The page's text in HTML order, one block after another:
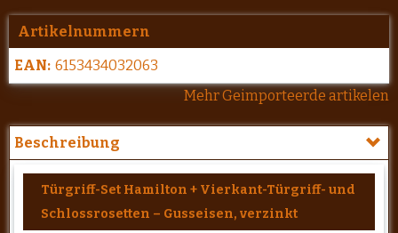
Artikelnummern
EAN: 6153434032063
Mehr Geimporteerde artikelen
Beschreibung
Türgriff-Set Hamilton + Vierkant-Türgriff- und
Schlossrosetten – Gusseisen, verzinkt